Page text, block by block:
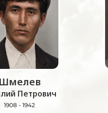
Шмелев
Петрович
1908 - 1942